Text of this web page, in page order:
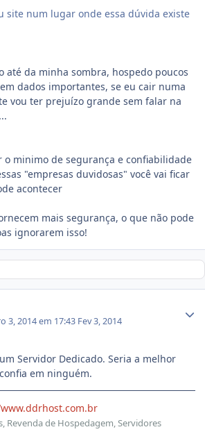
site num lugar onde essa dúvida existe
até da minha sombra, hospedo poucos
dados importantes, se eu cair numa
vou ter prejuízo grande sem falar na
o minimo de segurança e confiabilidade
"empresas duvidosas" você vai ficar
acontecer
mais segurança, o que não pode
ignorarem isso!
3, 2014 em 17:43 Fev 3, 2014
Servidor Dedicado. Seria a melhor
em ninguém.
Revenda de Hospedagem, Servidores